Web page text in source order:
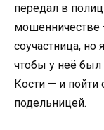
передал в
мошенничестве
соучастница, но
чтобы у неё был
Кости — и пойти
подельницей.